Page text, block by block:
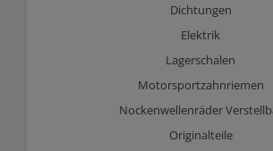
Dichtungen
Elektrik
Lagerschalen
Motorsportzahnriemen
Nockenwellenräder
Originalteile